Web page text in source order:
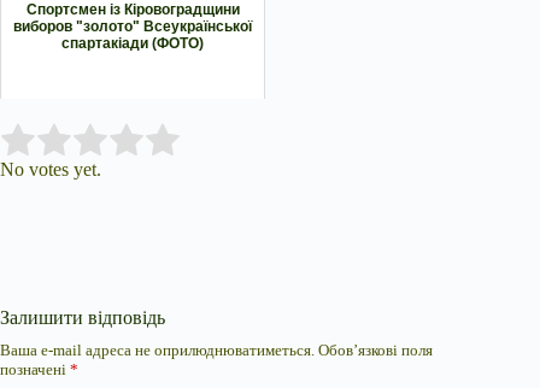
Спортсмен із Кіровоградщини
виборов "золото" Всеукраїнської
спартакіади (ФОТО)
Rate this item:
No votes yet.
Залишити відповідь
Ваша e-mail адреса не оприлюднюватиметься. Обов’язкові поля
позначені *